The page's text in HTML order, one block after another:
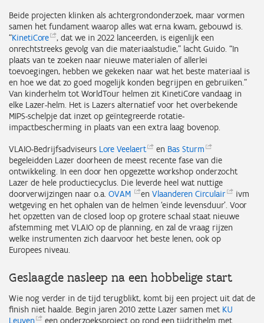
Beide projecten klinken als achtergrondonderzoek, maar vormen
samen het fundament waarop alles wat erna kwam, gebouwd is.
“KinetiCore
, dat we in 2022 lanceerden, is eigenlijk een
onrechtstreeks gevolg van die materiaalstudie,” lacht Guido. “In
plaats van te zoeken naar nieuwe materialen of allerlei
toevoegingen, hebben we gekeken naar wat het beste materiaal is
en hoe we dat zo goed mogelijk konden begrijpen en gebruiken.”
Van kinderhelm tot WorldTour helmen zit KinetiCore vandaag in
elke Lazer-helm. Het is Lazers alternatief voor het overbekende
MIPS-schelpje dat inzet op geïntegreerde rotatie-
impactbescherming in plaats van een extra laag bovenop.
VLAIO-Bedrijfsadviseurs Lore Veelaert en Bas Sturm
begeleidden Lazer doorheen de meest recente fase van die
ontwikkeling. In een door hen opgezette workshop onderzocht
Lazer de hele productiecyclus. Die leverde heel wat nuttige
doorverwijzingen naar o.a. OVAM en Vlaanderen Circulair
ivm
wetgeving en het ophalen van de helmen ‘einde levensduur’. Voor
het opzetten van de closed loop op grotere schaal staat nieuwe
afstemming met VLAIO op de planning, en zal de vraag rijzen
welke instrumenten zich daarvoor het beste lenen, ook op
Europees niveau.
Geslaagde nasleep na een hobbelige start
Wie nog verder in de tijd terugblikt, komt bij een project uit dat de
finish niet haalde. Begin jaren 2010 zette Lazer samen met KU
Leuven
een onderzoeksproject op rond een tijdrithelm met